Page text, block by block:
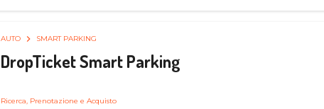
AUTO SMART PARKING
DropTicket Smart Parking
Ricerca, Prenotazione e Acquisto